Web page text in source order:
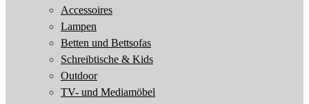
Accessoires
Lampen
Betten und Bettsofas
Schreibtische & Kids
Outdoor
TV- und Mediamöbel